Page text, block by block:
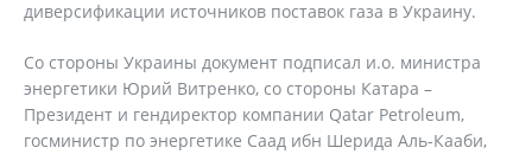
диверсификации источников поставок газа в Украину.
Со стороны Украины документ подписал и.о. министра
энергетики Юрий Витренко, со стороны Катара –
Президент и гендиректор компании Qatar Petroleum,
госминистр по энергетике Саад ибн Шерида Аль-Кааби,